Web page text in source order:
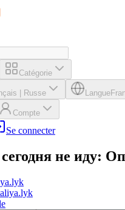
Catégorie
Russe Langue
Compte
Se connecter
не иду: